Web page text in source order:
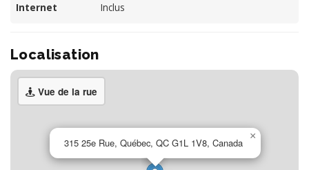
Internet Inclus
Localisation
Vue de la rue
315 25e Rue, Québec, QC G1L 1V8, Canada
×